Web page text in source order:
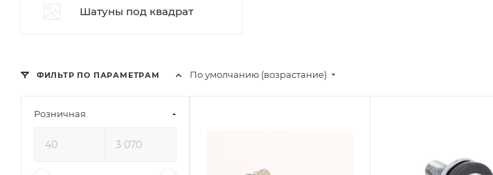
Шатуны под квадрат
По умолчанию (возрастание)
ФИЛЬТР ПО ПАРАМЕТРАМ
Розничная